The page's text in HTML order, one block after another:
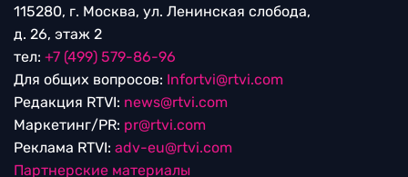
115280, г. Москва, ул. Ленинская слобода,
д. 26, этаж 2
тел: +7 (499) 579-86-96
Для общих вопросов: Infortvi@rtvi.com
Редакция RTVI: news@rtvi.com
Маркетинг/PR: pr@rtvi.com
Реклама RTVI: adv-eu@rtvi.com
Партнерские материалы